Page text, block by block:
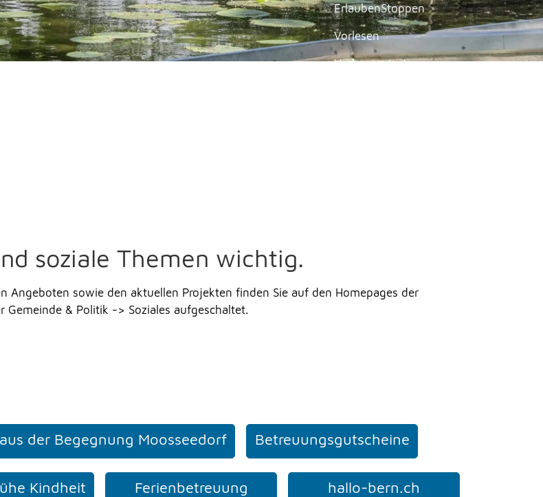
ErlaubenStoppen
Vorlesen
Vorlesen starten
soziale Themen wichtig.
Angeboten sowie den aktuellen Projekten finden Sie auf den Homepages der
Gemeinde & Politik -> Soziales aufgeschaltet.
der Begegnung Moosseedorf Betreuungsgutscheine
Kindheit Ferienbetreuung hallo-bern.ch